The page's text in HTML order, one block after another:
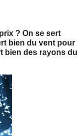
? On se sert
bien du vent pour
bien des rayons du